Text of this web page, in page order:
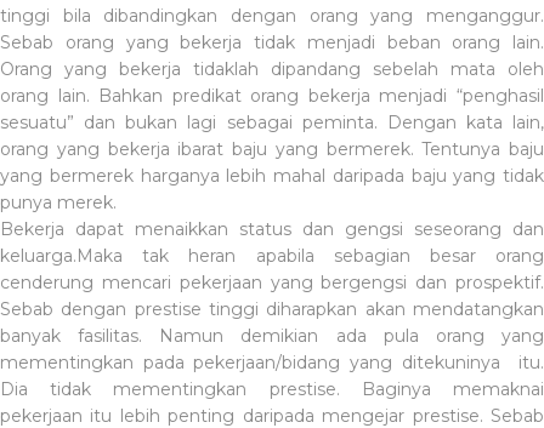
tinggi bila dibandingkan dengan orang yang menganggur.
Sebab orang yang bekerja tidak menjadi beban orang lain.
Orang yang bekerja tidaklah dipandang sebelah mata oleh
orang lain. Bahkan predikat orang bekerja menjadi “penghasil
sesuatu” dan bukan lagi sebagai peminta. Dengan kata lain,
orang yang bekerja ibarat baju yang bermerek. Tentunya baju
yang bermerek harganya lebih mahal daripada baju yang tidak
punya merek.
Bekerja dapat menaikkan status dan gengsi seseorang dan
keluarga.Maka tak heran apabila sebagian besar orang
cenderung mencari pekerjaan yang bergengsi dan prospektif.
Sebab dengan prestise tinggi diharapkan akan mendatangkan
banyak fasilitas. Namun demikian ada pula orang yang
mementingkan pada pekerjaan/bidang yang ditekuninya
itu.
Dia tidak mementingkan prestise. Baginya memaknai
pekerjaan itu lebih penting daripada mengejar prestise. Sebab